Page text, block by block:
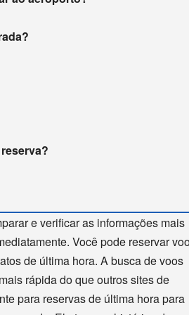
e verificar as informações mais
Você pode reservar
de última hora. A busca de voos
rápida do que outros sites de
para reservas de última hora para